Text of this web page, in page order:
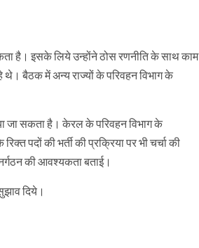
है। इसके लिये उन्होंने ठोस रणनीति के साथ काम
थे। बैठक में अन्य राज्यों के परिवहन विभाग के
जा सकता है। केरल के परिवहन विभाग के
पदों की भर्ती की प्रक्रिया पर भी चर्चा की
की आवश्यकता बताई।
दिये।